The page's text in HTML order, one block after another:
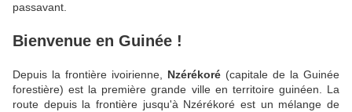
passavant.
Bienvenue en Guinée !
Depuis la frontière ivoirienne, Nzérékoré (capitale de la Guinée
forestière) est la première grande ville en territoire guinéen. La
route depuis la frontière jusqu'à Nzérékoré est un mélange de